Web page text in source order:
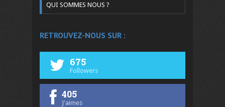
QUI SOMMES NOUS ?
RETROUVEZ-NOUS SUR :
675
Followers
405
J'aimes